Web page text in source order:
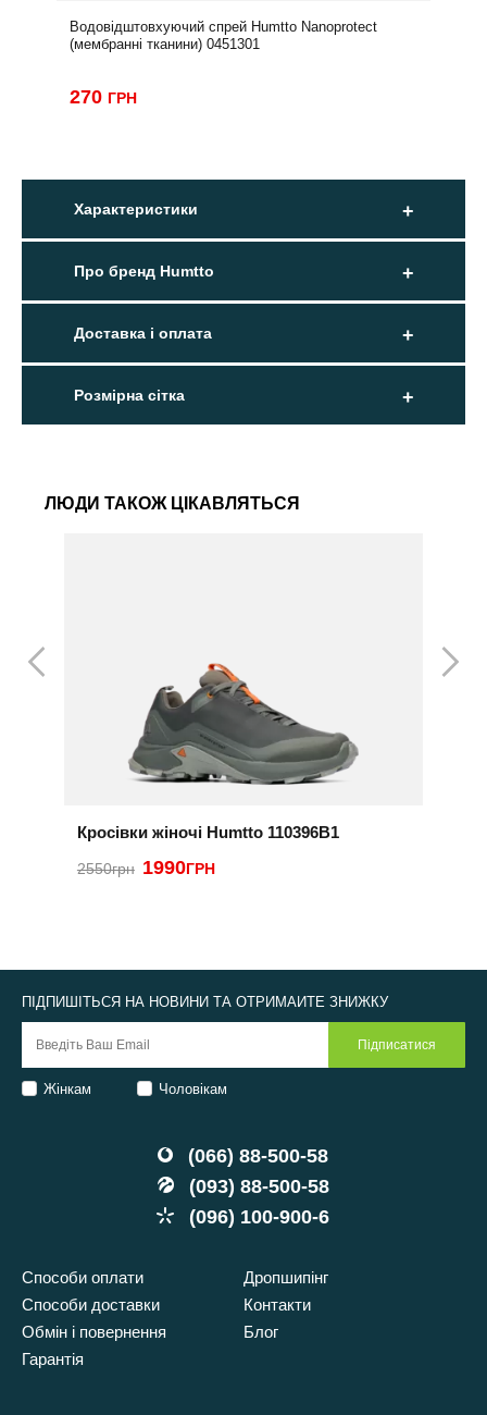
Водовідштовхуючий спрей Humtto Nanoprotect
(мембранні тканини) 0451301
270 ГРН
Характеристики
Про бренд Humtto
Доставка і оплата
Розмірна сітка
ЛЮДИ ТАКОЖ ЦІКАВЛЯТЬСЯ
Кросівки жіночі Humtto 110396B1
2550грн 1990ГРН
(066) 88-500-58
(093) 88-500-58
(096) 100-900-6
Способи оплати
Способи доставки
Обмін і повернення
Гарантія
Дропшипінг
Контакти
Блог
ПІДПИШІТЬСЯ НА НОВИНИ ТА ОТРИМАЙТЕ ЗНИЖКУ
Жінкам Чоловікам